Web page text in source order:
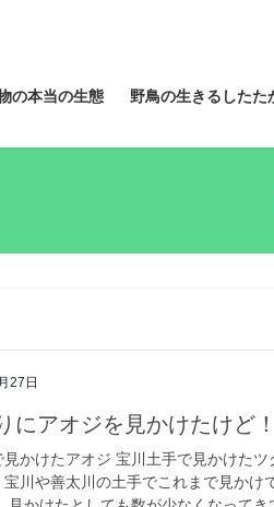
の本当の生態 野鳥の生きるしたた
27日
にアオジを見かけたけど！
見かけたアオジ 宝川土手で見かけた
川や善太川の土手でこれまで見かけ